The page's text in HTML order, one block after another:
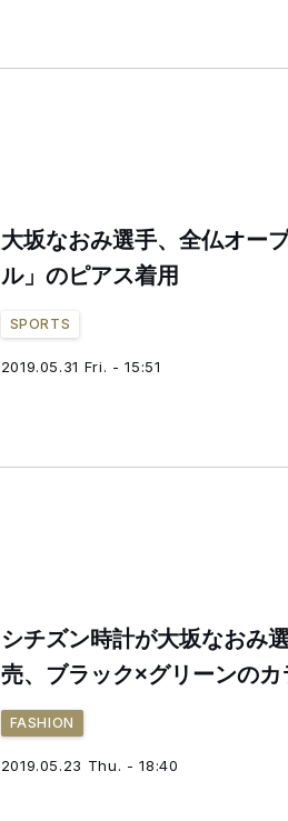
大坂なおみ選手、全仏オー
ル」のピアス着用
SPORTS
2019.05.31 Fri. - 15:51
シチズン時計が大坂なおみ
売、ブラック×グリーンのカ
FASHION
2019.05.23 Thu. - 18:40